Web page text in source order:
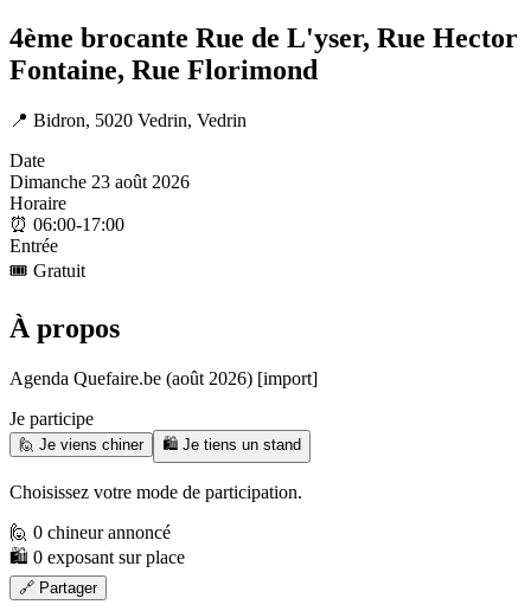
4ème brocante Rue de L'yser, Rue Hector
Fontaine, Rue Florimond
📍 Bidron, 5020 Vedrin, Vedrin
Date
Dimanche 23 août 2026
Horaire
⏰ 06:00-17:00
Entrée
🎟️ Gratuit
À propos
Agenda Quefaire.be (août 2026) [import]
Je participe
🙋 Je viens chiner 🛍️ Je tiens un stand
Choisissez votre mode de participation.
🙋 0 chineur annoncé
🛍️ 0 exposant sur place
🔗 Partager